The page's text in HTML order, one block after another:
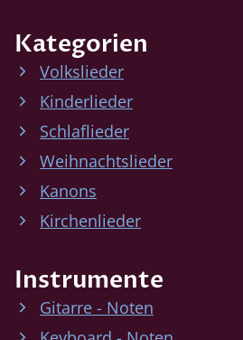
Kategorien
Volkslieder
Kinderlieder
Schlaflieder
Weihnachtslieder
Kanons
Kirchenlieder
Instrumente
Gitarre - Noten